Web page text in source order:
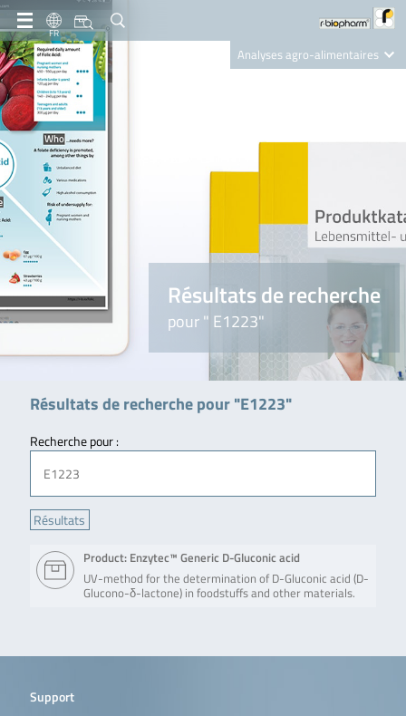
FR
Analyses agro-alimentaires
Nutrition Care
Résultats de recherche
pour " E1223"
Résultats de recherche pour "E1223"
Recherche pour :
Product: Enzytec™ Generic D-Gluconic acid
UV-method for the determination of D-Gluconic acid (D-
Glucono-δ-lactone) in foodstuffs and other materials.
Support